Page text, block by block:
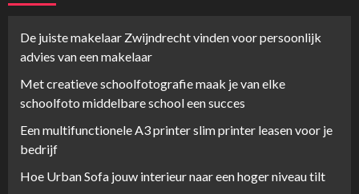
De juiste makelaar Zwijndrecht vinden voor persoonlijk
advies van een makelaar
Met creatieve schoolfotografie maak je van elke
schoolfoto middelbare school een succes
Een multifunctionele A3 printer slim printer leasen voor je
bedrijf
Hoe Urban Sofa jouw interieur naar een hoger niveau tilt